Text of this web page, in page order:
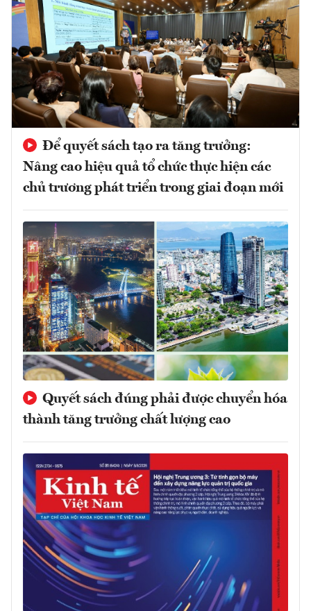
Để quyết sách tạo ra tăng trưởng:
Nâng cao hiệu quả tổ chức thực hiện các
chủ trương phát triển trong giai đoạn mới
Quyết sách đúng phải được chuyển hóa
thành tăng trưởng chất lượng cao